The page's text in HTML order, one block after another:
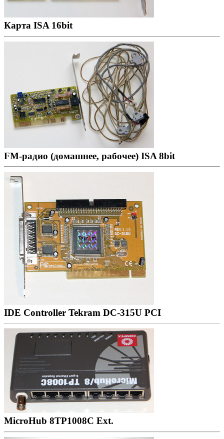
Карта ISA 16bit
FM-радио (домашнее, рабочее) ISA 8bit
IDE Controller Tekram DC-315U PCI
MicroHub 8TP1008C Ext.